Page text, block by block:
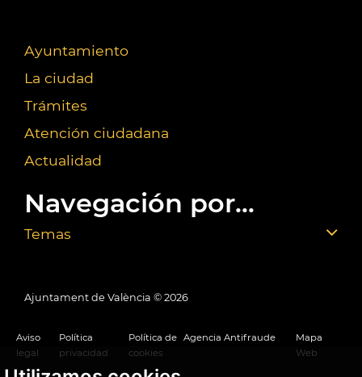
Ayuntamiento
La ciudad
Trámites
Atención ciudadana
Actualidad
Navegación por...
Temas
Ajuntament de València © 2026
Aviso
legal
Política
privacidad
Política de
cookies
Agencia Antifraude
Mapa
Web